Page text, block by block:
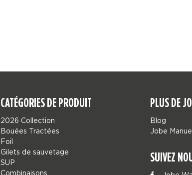
CATÉGORIES DE PRODUIT
2026 Collection
Bouées Tractées
Foil
Gilets de sauvetage
SUP
Combinaisons
PLUS DE
Blog
Jobe
SUIVEZ